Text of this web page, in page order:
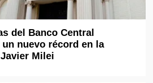
del Banco Central
nuevo récord en la
Milei